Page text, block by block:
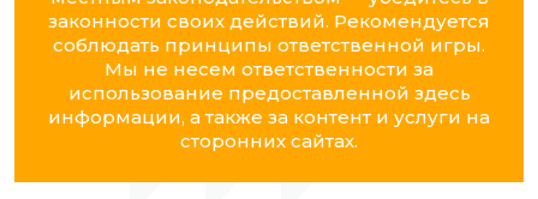
законности своих действий. Рекомендуется
соблюдать принципы ответственной игры.
Мы не несем ответственности за
использование предоставленной здесь
информации, а также за контент и услуги на
сторонних сайтах.